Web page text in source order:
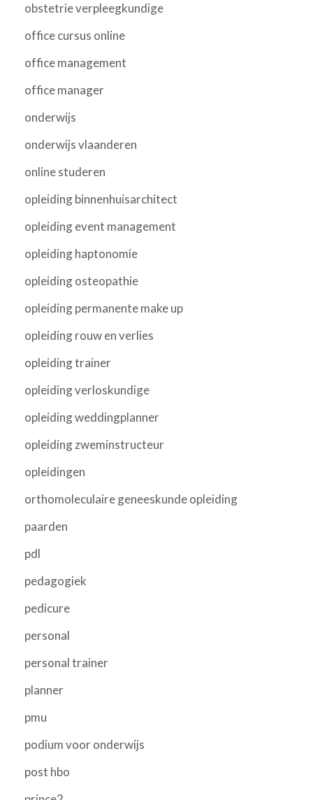
obstetrie verpleegkundige
office cursus online
office management
office manager
onderwijs
onderwijs vlaanderen
online studeren
opleiding binnenhuisarchitect
opleiding event management
opleiding haptonomie
opleiding osteopathie
opleiding permanente make up
opleiding rouw en verlies
opleiding trainer
opleiding verloskundige
opleiding weddingplanner
opleiding zweminstructeur
opleidingen
orthomoleculaire geneeskunde opleiding
paarden
pdl
pedagogiek
pedicure
personal
personal trainer
planner
pmu
podium voor onderwijs
post hbo